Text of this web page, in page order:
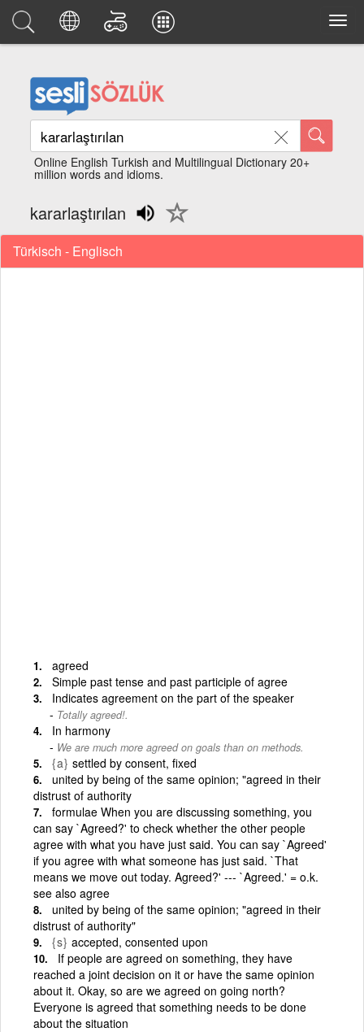
Online English Turkish and Multilingual Dictionary 20+
million words and idioms.
kararlaştırılan
Türkisch - Englisch
agreed
Simple past tense and past participle of agree
Indicates agreement on the part of the speaker
Totally agreed!.
In harmony
We are much more agreed on goals than on methods.
{a} settled by consent, fixed
united by being of the same opinion; "agreed in their
distrust of authority
formulae When you are discussing something, you
can say `Agreed?' to check whether the other people
agree with what you have just said. You can say `Agreed'
if you agree with what someone has just said. `That
means we move out today. Agreed?' --- `Agreed.' = o.k.
see also agree
united by being of the same opinion; "agreed in their
distrust of authority"
{s} accepted, consented upon
If people are agreed on something, they have
reached a joint decision on it or have the same opinion
about it. Okay, so are we agreed on going north?
Everyone is agreed that something needs to be done
about the situation